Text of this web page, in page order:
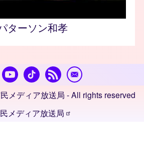
ターソン和孝
メディア放送局 - All rights reserved
メディア放送局